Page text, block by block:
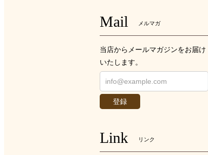
Mail メルマガ
当店からメールマガジンをお届け
いたします。
登録
Link リンク